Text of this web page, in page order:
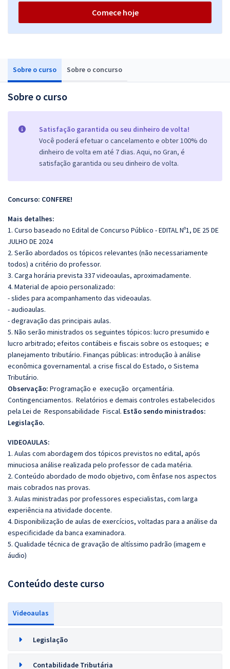
Sobre o curso Sobre o concurso
Sobre o curso
Satisfação garantida ou seu dinheiro de volta!
Você poderá efetuar o cancelamento e obter 100% do
dinheiro de volta em até 7 dias. Aqui, no Gran, é
satisfação garantida ou seu dinheiro de volta.
Concurso: CONFERE!
Mais detalhes:
1. Curso baseado no Edital de Concurso Público -EDITAL Nº1, DE 25 DE
JULHO DE 2024
2. Serão abordados os tópicos relevantes (não necessariamente
todos) a critério do professor.
3. Carga horária prevista 337 videoaulas, aproximadamente.
4. Material de apoio personalizado:
- slides para acompanhamento das videoaulas.
- audioaulas.
- degravação das principais aulas.
5. Não serão ministrados os seguintes tópicos: lucro presumido e
lucro arbitrado; efeitos contábeis e fiscais sobre os estoques; e
planejamento tributário. Finanças públicas: introdução à análise
econômica governamental. a crise fiscal do Estado, o Sistema
Tributário.
Observação: Programação e execução orçamentária.
Contingenciamentos. Relatórios e demais controles estabelecidos
pela Lei de Responsabilidade Fiscal. Estão sendo ministrados:
Legislação.
VIDEOAULAS:
1. Aulas com abordagem dos tópicos previstos no edital, após
minuciosa análise realizada pelo professor de cada matéria.
2. Conteúdo abordado de modo objetivo, com ênfase nos aspectos
mais cobrados nas provas.
3. Aulas ministradas por professores especialistas, com larga
experiência na atividade docente.
4. Disponibilização de aulas de exercícios, voltadas para a análise da
especificidade da banca examinadora.
5. Qualidade técnica de gravação de altíssimo padrão (imagem e
áudio)
Conteúdo deste curso
Videoaulas
Legislação
Contabilidade Tributária
Comece hoje